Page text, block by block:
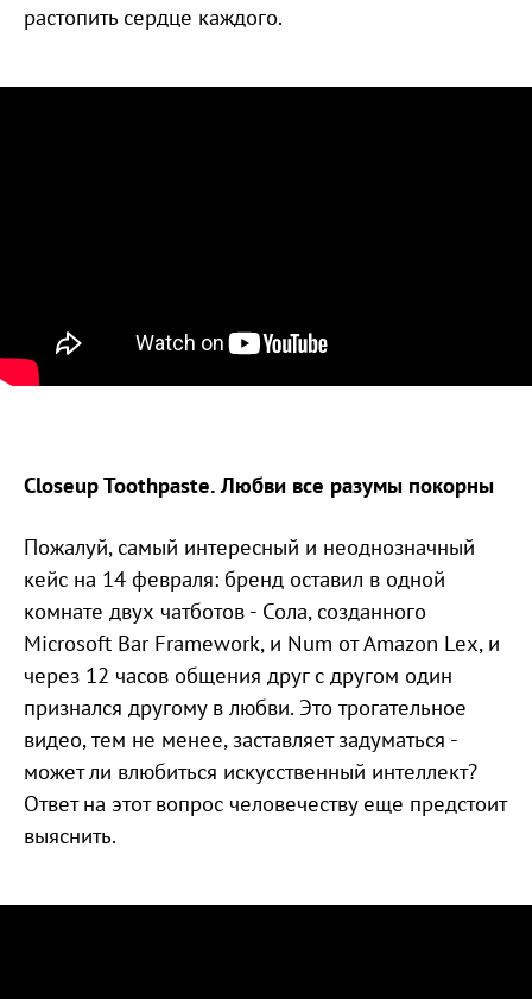
растопить сердце каждого.
Closeup Toothpaste. Любви все разумы покорны
Пожалуй, самый интересный и неоднозначный
кейс на 14 февраля: бренд оставил в одной
комнате двух чатботов - Сола, созданного
Microsoft Bar Framework, и Num от Amazon Lex, и
через 12 часов общения друг с другом один
признался другому в любви. Это трогательное
видео, тем не менее, заставляет задуматься -
может ли влюбиться искусственный интеллект?
Ответ на этот вопрос человечеству еще предстоит
выяснить.